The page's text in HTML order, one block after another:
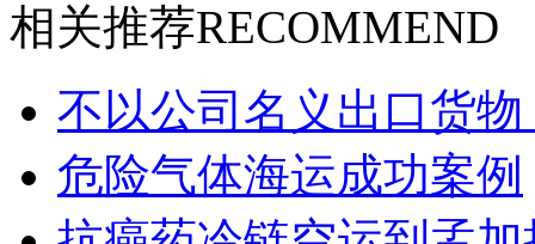
相关推荐RECOMMEND
不以公司名义出口货
危险气体海运成功案例